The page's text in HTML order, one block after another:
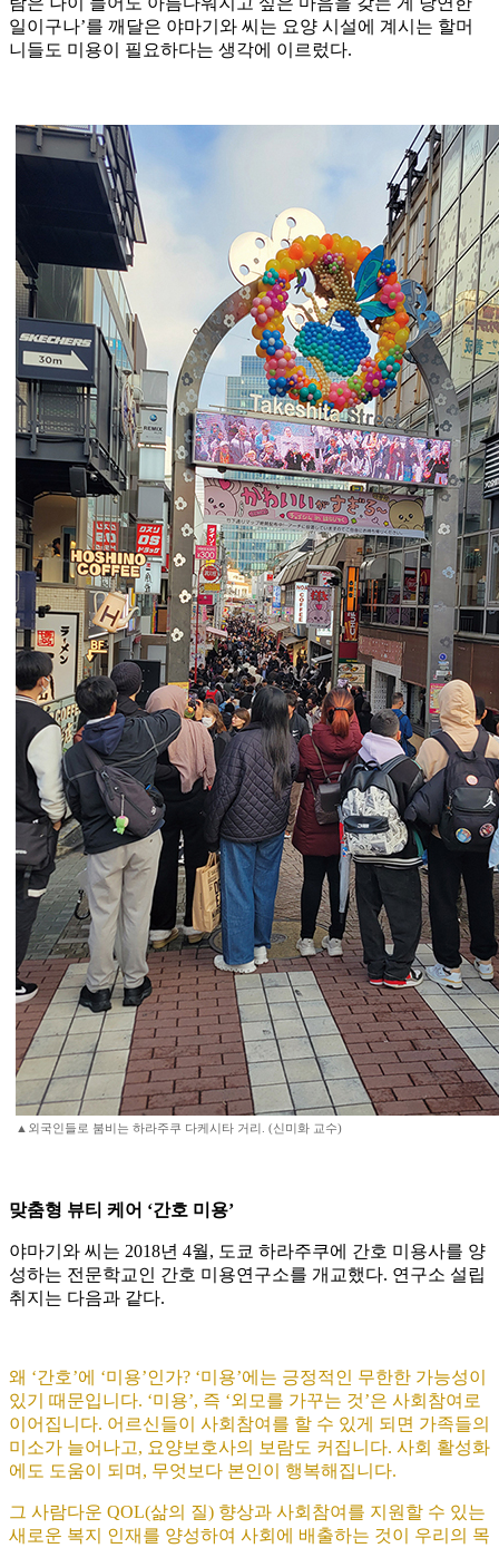
일이구나’를 깨달은 야마기와 씨는 요양 시설에 계시는 할머
니들도 미용이 필요하다는 생각에 이르렀다.
▲외국인들로 붐비는 하라주쿠 다케시타 거리. (신미화 교수)
맞춤형 뷰티 케어 ‘간호 미용’
야마기와 씨는 2018년 4월, 도쿄 하라주쿠에 간호 미용사를 양
성하는 전문학교인 간호 미용연구소를 개교했다. 연구소 설립
취지는 다음과 같다.
왜 ‘간호’에 ‘미용’인가? ‘미용’에는 긍정적인 무한한 가능성이
있기 때문입니다. ‘미용’, 즉 ‘외모를 가꾸는 것’은 사회참여로
이어집니다. 어르신들이 사회참여를 할 수 있게 되면 가족들의
미소가 늘어나고, 요양보호사의 보람도 커집니다. 사회 활성화
에도 도움이 되며, 무엇보다 본인이 행복해집니다.
그 사람다운 QOL(삶의 질) 향상과 사회참여를 지원할 수 있는
새로운 복지 인재를 양성하여 사회에 배출하는 것이 우리의 목